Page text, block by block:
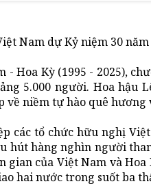
Nam dự Kỷ niệm 30
Hoa Kỳ (1995 - 2025),
5.000 người. Hoa hậu
niềm tự hào quê
các tổ chức hữu nghị
hút hàng nghìn người
của Việt Nam và
hai nước trong suốt ba